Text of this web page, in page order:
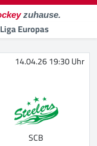
zuhause.
Europas
14.04.26 19:30 Uhr
SCB